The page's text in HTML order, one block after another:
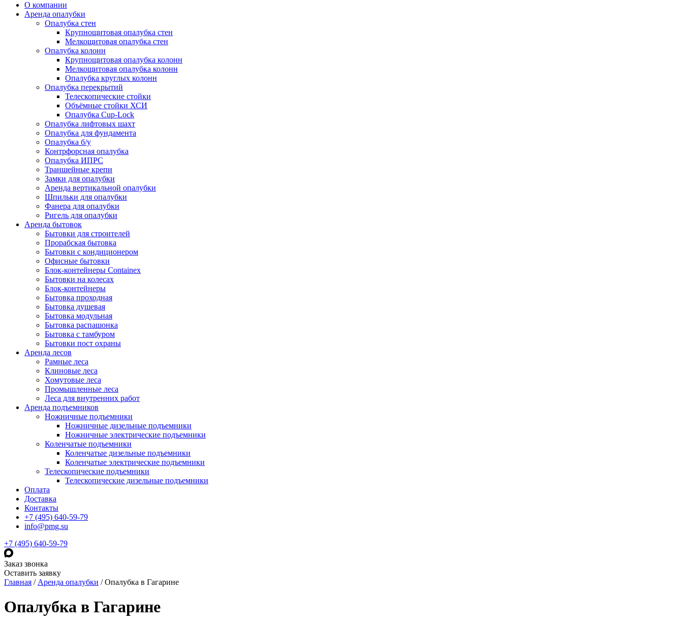
О компании
Аренда опалубки
Опалубка стен
Крупнощитовая опалубка стен
Мелкощитовая опалубка стен
Опалубка колонн
Крупнощитовая опалубка колонн
Мелкощитовая опалубка колонн
Опалубка круглых колонн
Опалубка перекрытий
Телескопические стойки
Объёмные стойки ХСИ
Опалубка Cup-Lock
Опалубка лифтовых шахт
Опалубка для фундамента
Опалубка б/у
Контрфорсная опалубка
Опалубка ИПРС
Траншейные крепи
Замки для опалубки
Аренда вертикальной опалубки
Шпильки для опалубки
Фанера для опалубки
Ригель для опалубки
Аренда бытовок
Бытовки для строителей
Прорабская бытовка
Бытовки с кондиционером
Офисные бытовки
Блок-контейнеры Containex
Бытовки на колесах
Блок-контейнеры
Бытовка проходная
Бытовка душевая
Бытовка модульная
Бытовка распашонка
Бытовка с тамбуром
Бытовки пост охраны
Аренда лесов
Рамные леса
Клиновые леса
Хомутовые леса
Промышленные леса
Леса для внутренних работ
Аренда подъемников
Ножничные подъемники
Ножничные дизельные подъемники
Ножничные электрические подъемники
Коленчатые подъемники
Коленчатые дизельные подъемники
Коленчатые электрические подъемники
Телескопические подъемники
Телескопические дизельные подъемники
Оплата
Доставка
Контакты
+7 (495) 640-59-79
info@pmg.su
+7 (495) 640-59-79
Заказ звонка
Оставить заявку
Главная / Аренда опалубки /Опалубка в Гагарине
Опалубка в Гагарине